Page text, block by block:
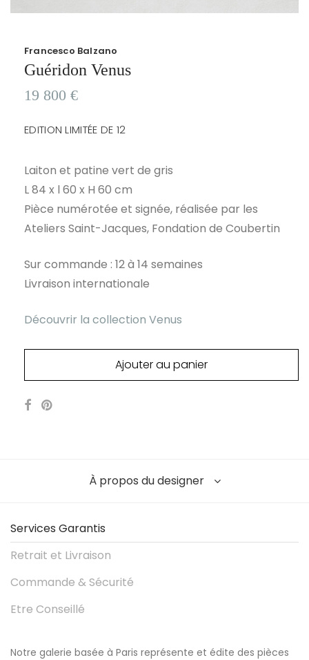
Francesco Balzano
Guéridon Venus
19 800 €
EDITION LIMITÉE DE 12
Laiton et patine vert de gris
L 84 x l 60 x H 60 cm
Pièce numérotée et signée, réalisée par les
Ateliers Saint-Jacques, Fondation de Coubertin
Sur commande : 12 à 14 semaines
Livraison internationale
Découvrir la collection Venus
Ajouter au panier
À propos du designer
Services Garantis
Retrait et Livraison
Commande & Sécurité
Etre Conseillé
Notre galerie basée à Paris représente et édite des pièces